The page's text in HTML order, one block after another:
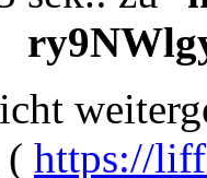
https://